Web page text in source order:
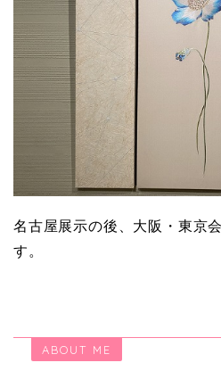
名古屋展示の後、大阪・東京
す。
ABOUT ME